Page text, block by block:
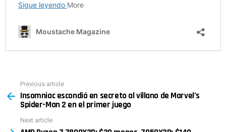
more
Previous article
Insomniac escondió en secreto al villano de Marvel’s
Spider-Man 2 en el primer juego
Next article